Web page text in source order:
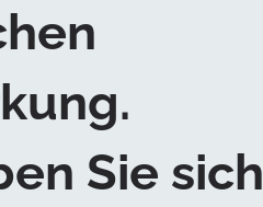
Sie sich